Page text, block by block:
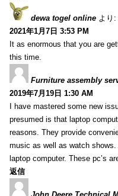
dewa togel online より:
2021年1月7日 3:53 PM
It as enormous that you are
this time.
Furniture assembly
2019年7月19日 1:30 AM
I have mastered some new
presumed is that laptop
reasons. They provide
music as well as watch
laptop computer. These pc’s
返信
John Deere Technical